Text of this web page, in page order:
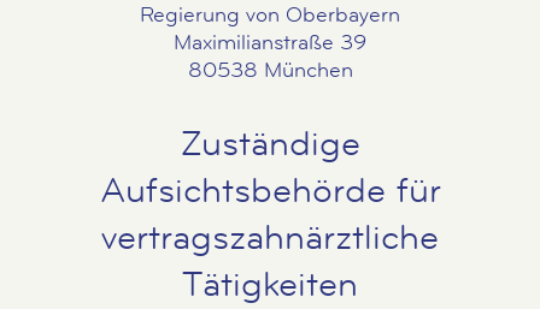
Regierung von Oberbayern
Maximilianstraße 39
80538 München
Zuständige
Aufsichtsbehörde für
vertragszahnärztliche
Tätigkeiten